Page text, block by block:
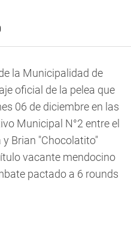
la Municipalidad de
oficial de la pelea que
06 de diciembre en las
Municipal N°2 entre el
y Brian "Chocolatito"
vacante mendocino
pactado a 6 rounds